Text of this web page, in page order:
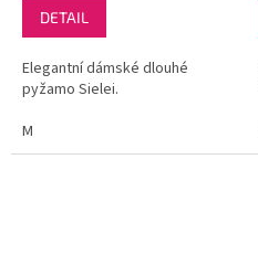
DETAIL
Elegantní dámské dlouhé
pyžamo Sielei.
M